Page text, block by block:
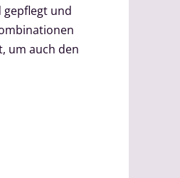
gepflegt und
um auch den